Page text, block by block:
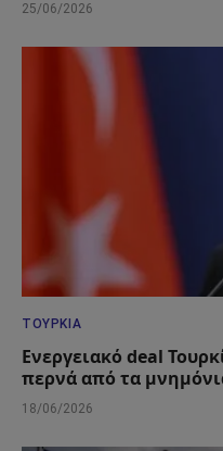
25/06/2026
ΤΟΥΡΚΊΑ
Ενεργειακό deal
περνά από τα
18/06/2026